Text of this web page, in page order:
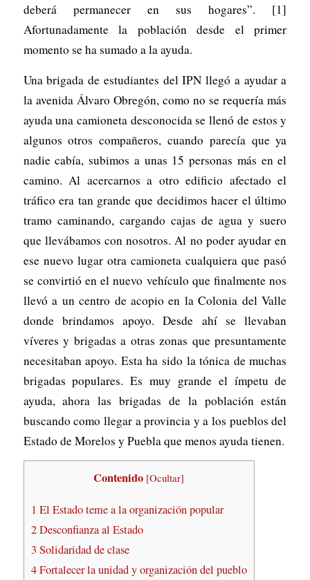
deberá permanecer en sus hogares”. [1]
Afortunadamente la población desde el primer
momento se ha sumado a la ayuda.
Una brigada de estudiantes del IPN llegó a ayudar a
la avenida Álvaro Obregón, como no se requería más
ayuda una camioneta desconocida se llenó de estos y
algunos otros compañeros, cuando parecía que ya
nadie cabía, subimos a unas 15 personas más en el
camino. Al acercarnos a otro edificio afectado el
tráfico era tan grande que decidimos hacer el último
tramo caminando, cargando cajas de agua y suero
que llevábamos con nosotros. Al no poder ayudar en
ese nuevo lugar otra camioneta cualquiera que pasó
se convirtió en el nuevo vehículo que finalmente nos
llevó a un centro de acopio en la Colonia del Valle
donde brindamos apoyo. Desde ahí se llevaban
víveres y brigadas a otras zonas que presuntamente
necesitaban apoyo. Esta ha sido la tónica de muchas
brigadas populares. Es muy grande el ímpetu de
ayuda, ahora las brigadas de la población están
buscando como llegar a provincia y a los pueblos del
Estado de Morelos y Puebla que menos ayuda tienen.
Contenido [Ocultar]
1 El Estado teme a la organización popular
2Desconfianza al Estado
3 Solidaridad de clase
4Fortalecer la unidad y organización del pueblo